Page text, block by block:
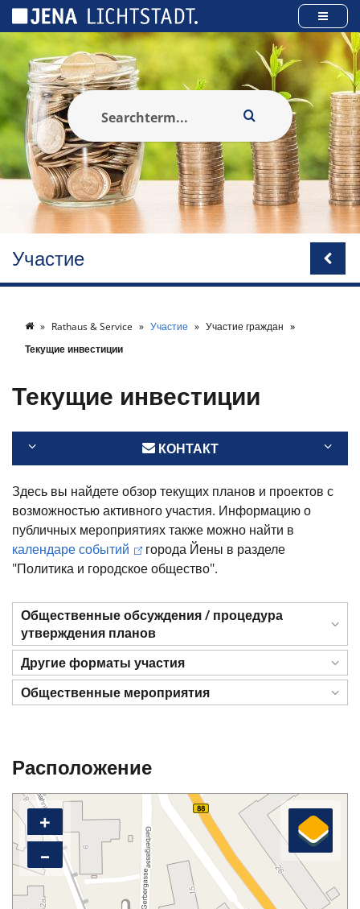
Участие
Rathaus & Service Участие
Участие граждан
Текущие инвестиции
Текущие инвестиции
КОНТАКТ
Здесь вы найдете обзор текущих планов и проектов с
возможностью активного участия. Информацию о
публичных мероприятиях также можно найти в
календаре событий
города Йены в разделе
"Политика и городское общество".
Общественные обсуждения / процедура
утверждения планов
Другие форматы участия
Общественные мероприятия
Расположение
+
–
Панель управления cookies